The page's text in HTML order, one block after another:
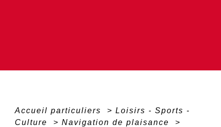
Accueil particuliers > Loisirs - Sports -
Culture
> Navigation de plaisance
>